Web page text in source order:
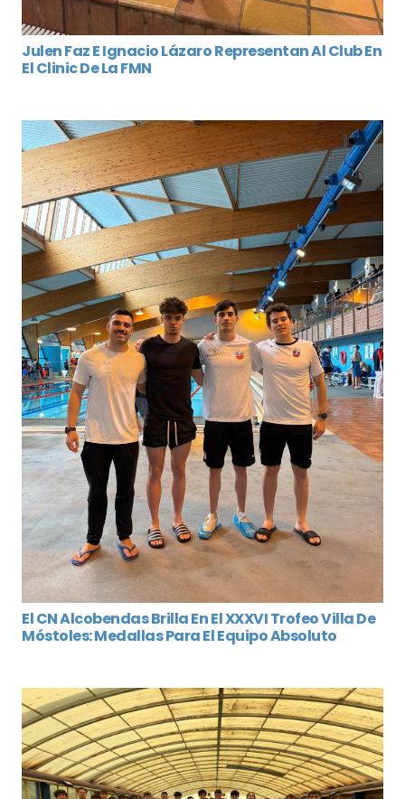
Julen Faz E Ignacio Lázaro Representan Al Club En
El Clinic De La FMN
El CN Alcobendas Brilla En El XXXVI Trofeo Villa De
Móstoles: Medallas Para El Equipo Absoluto